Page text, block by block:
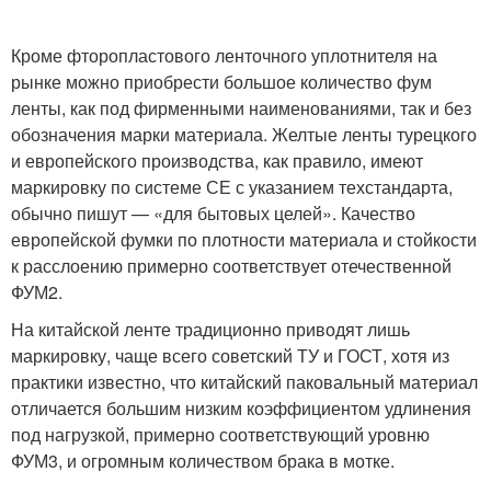
Кроме фторопластового ленточного уплотнителя на
рынке можно приобрести большое количество фум
ленты, как под фирменными наименованиями, так и без
обозначения марки материала. Желтые ленты турецкого
и европейского производства, как правило, имеют
маркировку по системе СЕ с указанием техстандарта,
обычно пишут — «для бытовых целей». Качество
европейской фумки по плотности материала и стойкости
к расслоению примерно соответствует отечественной
ФУМ2.
На китайской ленте традиционно приводят лишь
маркировку, чаще всего советский ТУ и ГОСТ, хотя из
практики известно, что китайский паковальный материал
отличается большим низким коэффициентом удлинения
под нагрузкой, примерно соответствующий уровню
ФУМ3, и огромным количеством брака в мотке.